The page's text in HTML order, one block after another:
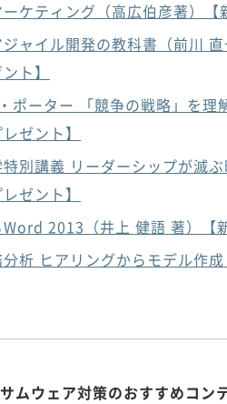
ケティング（高広伯彦著）【
ャイル開発の教科書（前川
ト】
ポーター 「競争の戦略」を理
ゼント】
別講義 リーダーシップが滅
ゼント】
2013（井上 健語 著）【
析 ヒアリングからモデル作
ムウェア対策のおすすめコン